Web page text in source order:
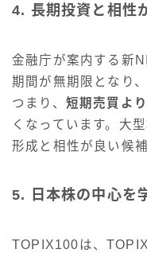
4. 長期投資と相性
金融庁が案内する新
期間が無期限となり
つまり、 短期売買よ
くなっています。大
形成と相性が良い候
5. 日本株の中心を
TOPIX100は、